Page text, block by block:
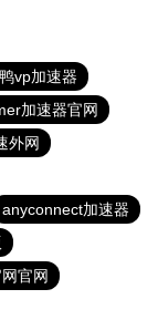
vp加速器
加速器官网
外网
anyconnect加速器
官网